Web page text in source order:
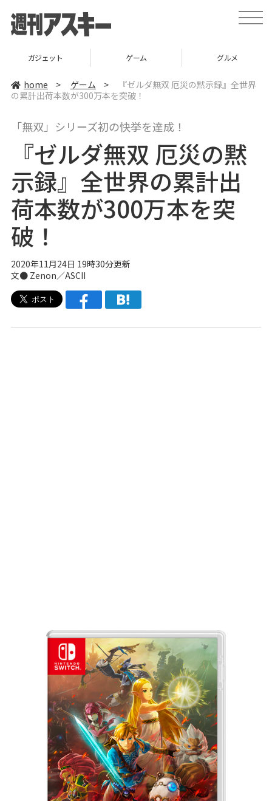
t
o
a
v
ガジェット
home > ゲーム >
『ゼルダ無双 厄災の黙示録』全世界
の累計出荷本数が300万本を突破！
「無双」シリーズ初の快挙を達成！
『ゼルダ無双 厄災の黙
示録』全世界の累計出
荷本数が300万本を突
破！
2020年11月24日 19時30分更新
文● Zenon／ASCII